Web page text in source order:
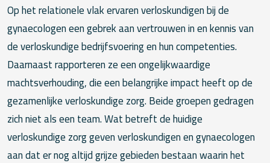
Op het relationele vlak ervaren verloskundigen bij de
gynaecologen een gebrek aan vertrouwen in en kennis van
de verloskundige bedrijfsvoering en hun competenties.
Daarnaast rapporteren ze een ongelijkwaardige
machtsverhouding, die een belangrijke impact heeft op de
gezamenlijke verloskundige zorg. Beide groepen gedragen
zich niet als een team. Wat betreft de huidige
verloskundige zorg geven verloskundigen en gynaecologen
aan dat er nog altijd grijze gebieden bestaan waarin het